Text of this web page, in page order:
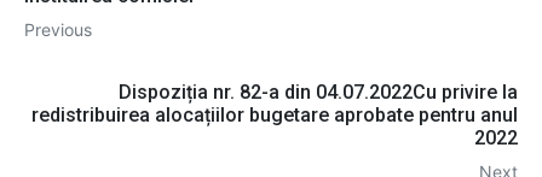
Previous
Dispoziția nr. 82-a din 04.07.2022Cu privire la
redistribuirea alocațiilor bugetare aprobate pentru anul
2022
Next